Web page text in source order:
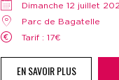
dimanche 12 juillet
Parc de Bagatelle
Tarif : 17€
EN SAVOIR PLUS